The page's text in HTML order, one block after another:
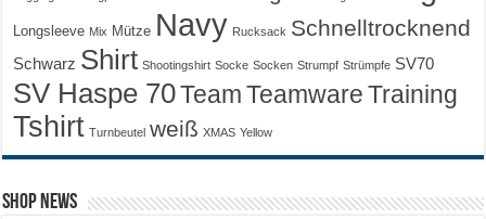
Longsleeve Mix Mütze Navy Rucksack Schnelltrocknend
Schwarz Shirt Shootingshirt Socke Socken Strumpf Strümpfe SV70
SV Haspe 70Team Teamware Training
Tshirt Turnbeutel weiß XMAS Yellow
Shop News